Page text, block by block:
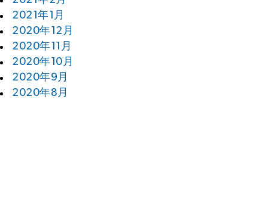
2021年1月
2020年12月
2020年11月
2020年10月
2020年9月
2020年8月